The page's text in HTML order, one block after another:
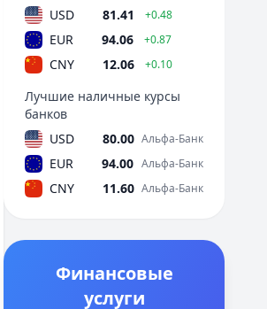
USD
81.41 +0.48
EUR 94.06 +0.87
CNY 12.06 +0.10
Лучшие наличные курсы
банков
USD
80.00 Альфа-Банк
EUR 94.00 Альфа-Банк
CNY 11.60 Альфа-Банк
Финансовые
услуги